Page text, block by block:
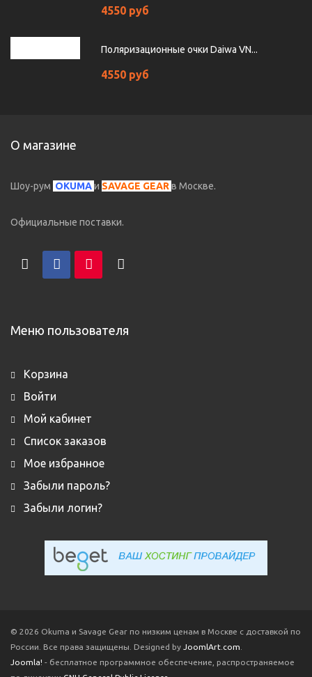
4550 руб
Поляризационные очки Daiwa VN...
4550 руб
О магазине
Шоу-рум OKUMAи SAVAGE GEARв Москве.
Официальные поставки.
Меню пользователя
Корзина
Войти
Мой кабинет
Список заказов
Мое избранное
Забыли пароль?
Забыли логин?
© 2026 Okuma и Savage Gear по низким ценам в Москве с доставкой по
России. Все права защищены. Designed by JoomlArt.com
Joomla! - бесплатное программное обеспечение, распространяемое